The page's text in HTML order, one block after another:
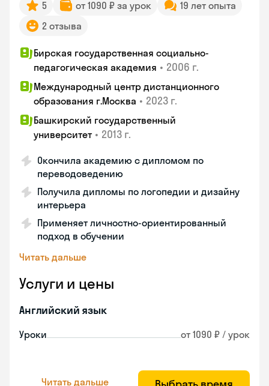
5 от 1090 ₽ за урок
19 лет опыта
2 отзыва
Бирская государственная социально-
педагогическая академия • 2006 г.
Международный центр дистанционного
образования г.Москва • 2023 г.
Башкирский государственный
университет • 2013 г.
Окончила академию с дипломом по
переводоведению
Получила дипломы по логопедии и дизайну
интерьера
Применяет личностно-ориентированный
подход в обучении
Читать дальше
Услуги и цены
Английский язык
Уроки от 1090 ₽ / урок
Читать дальше